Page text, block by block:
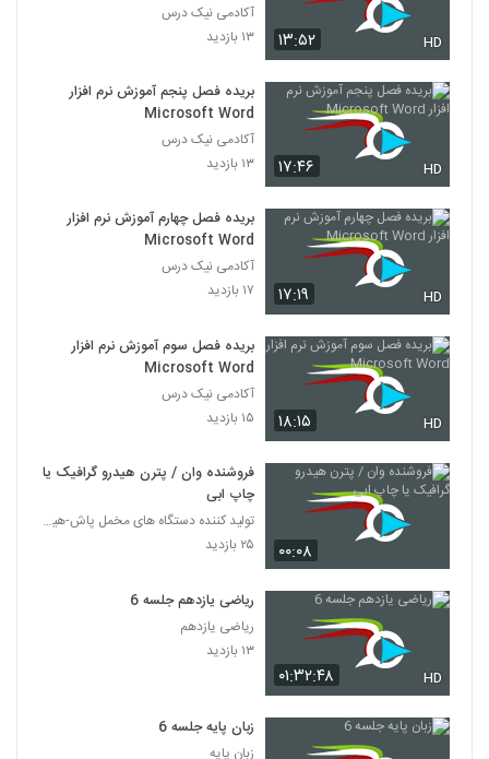
۱۳:۵۲ HD
آکادمی نیک درس
۱۳ بازدید
۱۷:۴۶ HD
بریده فصل پنجم آموزش نرم افزار
Microsoft Word
آکادمی نیک درس
۱۳ بازدید
۱۷:۱۹ HD
بریده فصل چهارم آموزش نرم افزار
Microsoft Word
آکادمی نیک درس
۱۷ بازدید
۱۸:۱۵ HD
بریده فصل سوم آموزش نرم افزار
Microsoft Word
آکادمی نیک درس
۱۵ بازدید
۰۰:۰۸
فروشنده وان / پترن هیدرو گرافیک یا
چاپ ابی
تولید کننده دستگاه های مخمل پاش-هیدروگرافیک-ابکاری
۲۵ بازدید
۰۱:۳۲:۴۸ HD
ریاضی یازدهم جلسه 6
ریاضی یازدهم
۱۳ بازدید
زبان پایه جلسه 6
زبان پایه